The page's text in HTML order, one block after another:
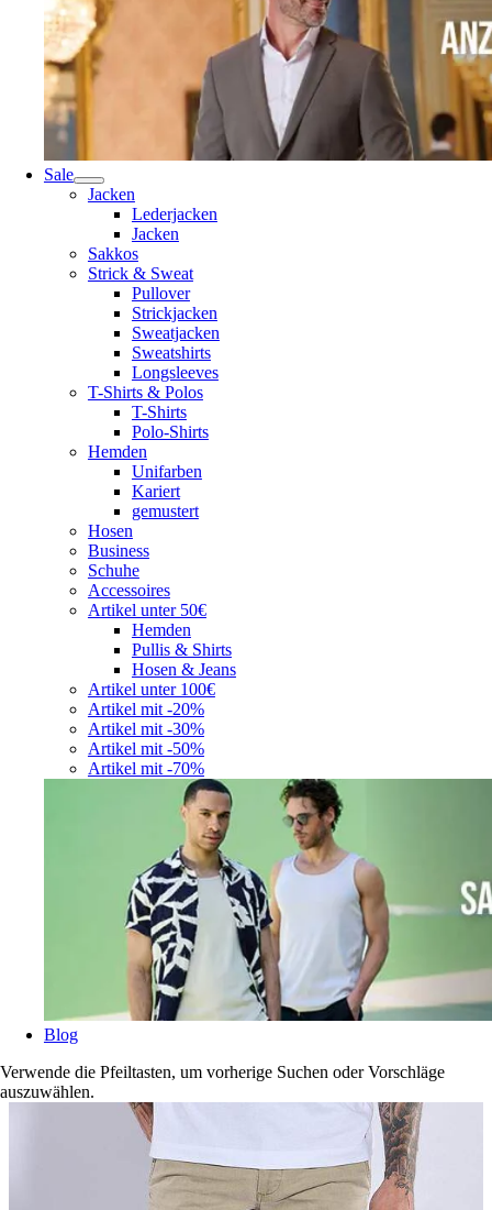
Sale
Jacken
Lederjacken
Jacken
Sakkos
Strick & Sweat
Pullover
Strickjacken
Sweatjacken
Sweatshirts
Longsleeves
T-Shirts & Polos
T-Shirts
Polo-Shirts
Hemden
Unifarben
Kariert
gemustert
Hosen
Business
Schuhe
Accessoires
Artikel unter 50€
Hemden
Pullis & Shirts
Hosen & Jeans
Artikel unter 100€
Artikel mit -20%
Artikel mit -30%
Artikel mit -50%
Artikel mit -70%
Blog
Verwende die Pfeiltasten, um vorherige Suchen oder Vorschläge
auszuwählen.